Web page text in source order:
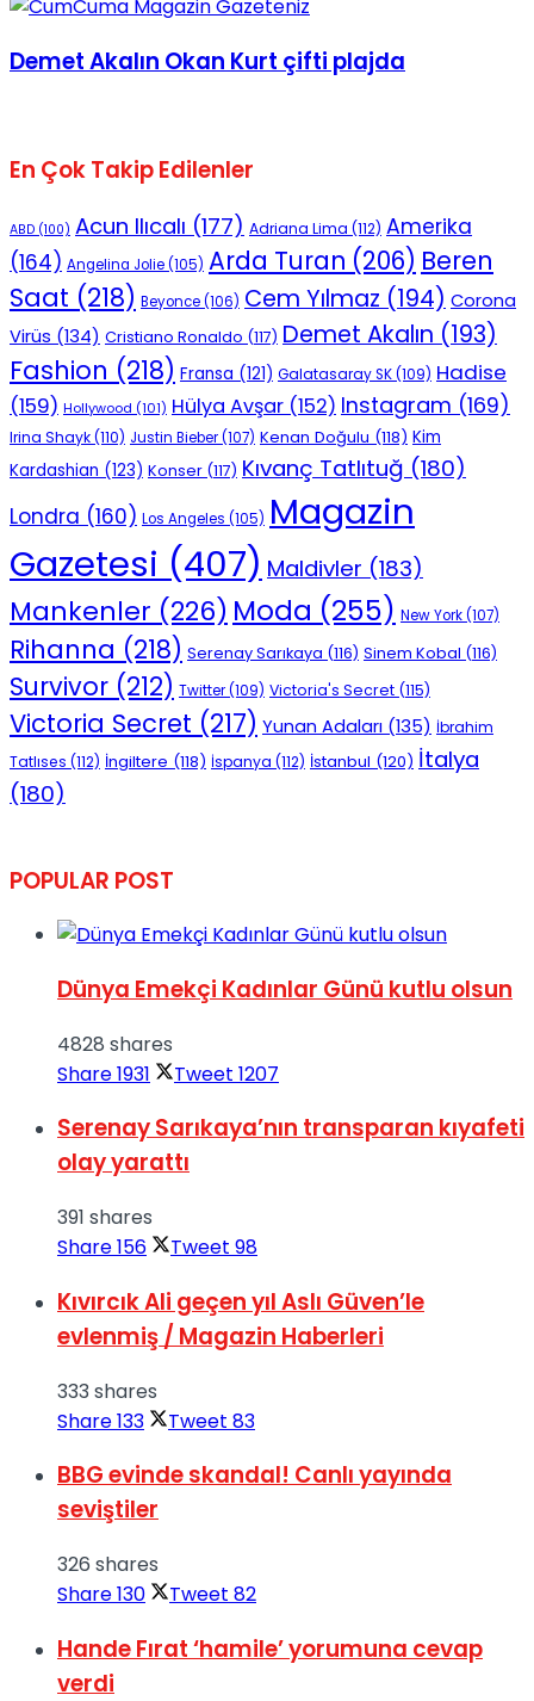
Demet Akalın Okan Kurt çifti plajda
En Çok Takip Edilenler
ABD (100) Acun Ilıcalı (177) Adriana Lima (112) Amerika
(164) Angelina Jolie(105) Arda Turan (206) Beren
Saat (218) Beyonce(106) Cem Yılmaz (194) Corona
Virüs (134) Cristiano Ronaldo (117) Demet Akalın (193)
Fashion (218) Fransa (121) Galatasaray SK(109) Hadise
(159) Hollywood (101) Hülya Avşar (152) Instagram (169)
Irina Shayk(110) Justin Bieber(107) Kenan Doğulu (118) Kim
Kardashian (123) Konser (117) Kıvanç Tatlıtuğ (180)
Londra (160) Los Angeles (105) Magazin
Gazetesi (407) Maldivler (183)
Mankenler (226) Moda (255) New York(107)
Rihanna (218) Serenay Sarıkaya (116) Sinem Kobal (116)
Survivor (212) Twitter(109) Victoria's Secret (115)
Victoria Secret (217) Yunan Adaları (135) İbrahim
Tatlıses (112) İngiltere (118) İspanya (112) İstanbul (120) İtalya
(180)
POPULAR POST
Dünya Emekçi Kadınlar Günü kutlu olsun
4828 shares
Share1931 Tweet 1207
Serenay Sarıkaya’nın transparan kıyafeti
olay yarattı
391 shares
Share156 Tweet 98
Kıvırcık Ali geçen yıl Aslı Güven’le
evlenmiş / Magazin Haberleri
333 shares
Share133 Tweet 83
BBG evinde skandal! Canlı yayında
seviştiler
326 shares
Share130 Tweet 82
Hande Fırat ‘hamile’ yorumuna cevap
verdi